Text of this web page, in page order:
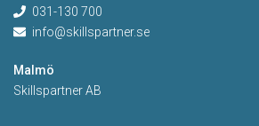
031-130 700
info@skillspartner.se
Malmö
Skillspartner AB